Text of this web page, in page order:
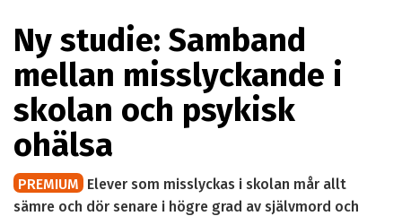
Ny studie: Samband
mellan misslyckande i
skolan och psykisk
ohälsa
PREMIUM Elever som misslyckas i skolan mår allt
sämre och dör senare i högre grad av självmord och